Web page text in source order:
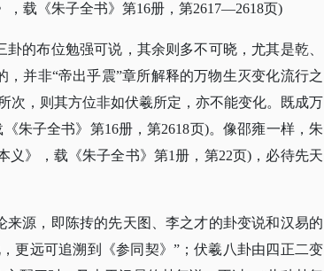
，载《朱子全书》第16册，第2617—2618页)
的布位勉强可说，其余则多不可晓，尤其是乾、
，并非“帝出乎震”章所解释的万物生灭变化流行之
次，则其方位非如伏羲所定，亦不能变化。既成万
朱子全书》第16册，第2618页)。像邵雍一样，朱
义》，载《朱子全书》第1册，第22页)，必待先天
源，即陈抟的先天图、李之才的卦变说和汉易的
更远可追溯到《参同契》”；伏羲八卦由四正二变